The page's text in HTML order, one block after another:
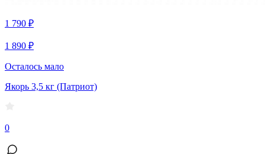
1 790 ₽
1 890 ₽
Осталось мало
Якорь 3,5 кг (Патриот)
0